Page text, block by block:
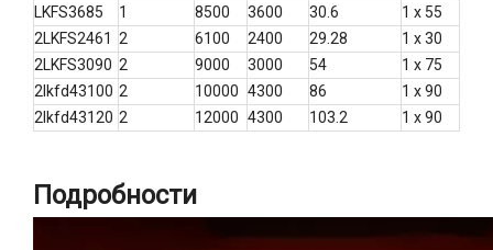
LKFS3685
1 8500 3600 30.6
1 х 55
2LKFS2461 2 6100 2400 29.28
1 х 30
2LKFS3090 2 9000 3000 54
1 х 75
2lkfd43100 2 10000 4300 86
1 х 90
2lkfd43120 2 12000 4300 103.2 1 х 90
Подробности